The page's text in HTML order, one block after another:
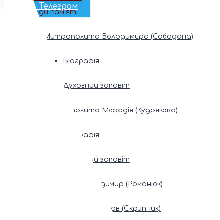
Наш Телеграм
Фонди пам’яті
Митрополита Володимира (Сабодана)
Біографія
Духовний заповіт
Митрополита Мефодія (Кудрякова)
Біографія
Духовний заповіт
Патріарх Володимир (Романюк)
Патріарх Мстислав (Скрипник)